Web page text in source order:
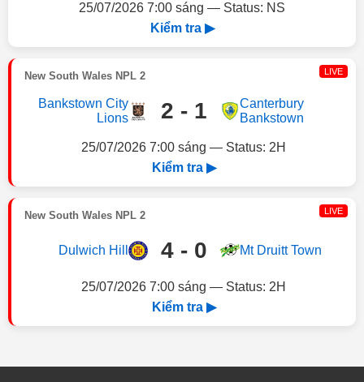
25/07/2026 7:00 sáng — Status: NS
Kiểm tra ▶
New South Wales NPL 2 LIVE
Bankstown City
Lions
2 - 1
Canterbury
Bankstown
25/07/2026 7:00 sáng — Status: 2H
Kiểm tra ▶
New South Wales NPL 2 LIVE
Dulwich Hill 4 - 0 Mt Druitt Town
25/07/2026 7:00 sáng — Status: 2H
Kiểm tra ▶